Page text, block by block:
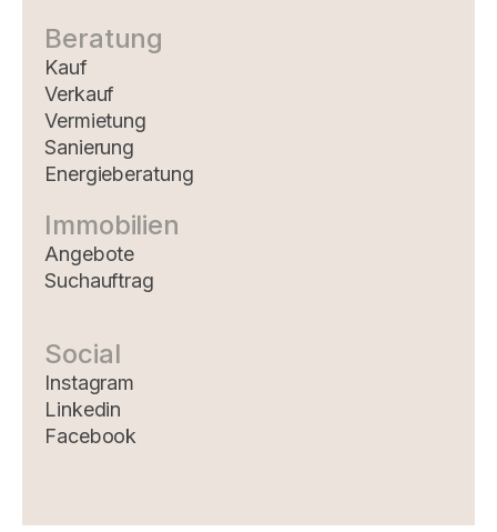
Beratung
Kauf
Verkauf
Vermietung
Sanierung
Energieberatung
Immobilien
Angebote
Suchauftrag
Social
Instagram
Linkedin
Facebook